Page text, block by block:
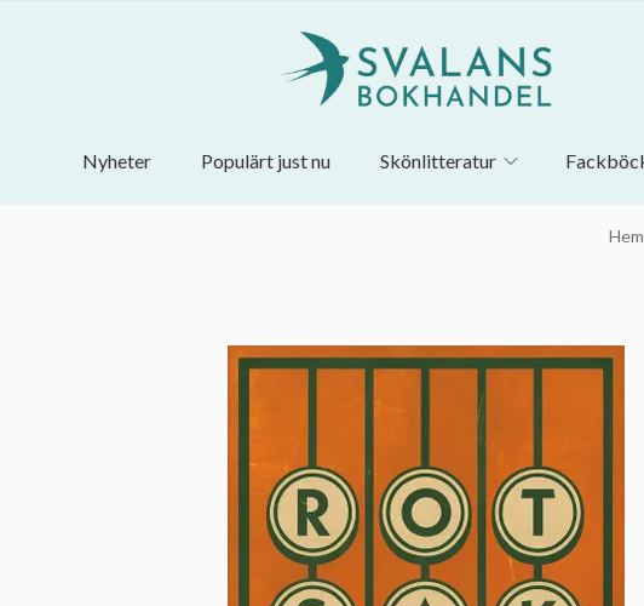
Nyheter Populärt just nu Skönlitteratur
Hem